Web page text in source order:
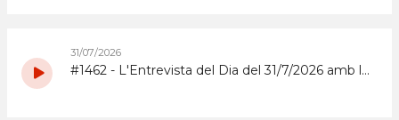
31/07/2026
#1462 - L'Entrevista del Dia del 31/7/2026 amb la coordinadora i els participants del grup de grans del Casal d'Estiu Municipal de 2026